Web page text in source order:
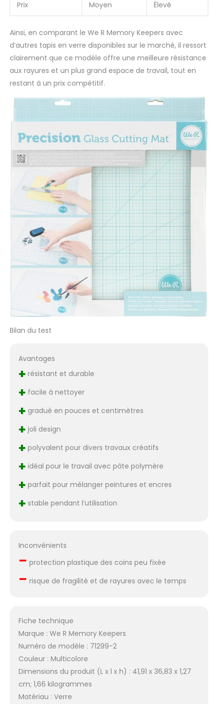
Prix Moyen Élevé
Ainsi, en comparant le We R Memory Keepers avec
d’autres tapis en verre disponibles sur le marché, il ressort
clairement que ce modèle offre une meilleure résistance
aux rayures et un plus grand espace de travail, tout en
restant à un prix compétitif.
Bilan du test
Avantages
+ résistant et durable
+ facile à nettoyer
+ gradué en pouces et centimètres
+ joli design
+ polyvalent pour divers travaux créatifs
+ idéal pour le travail avec pâte polymère
+ parfait pour mélanger peintures et encres
+ stable pendant l’utilisation
Inconvénients
– protection plastique des coins peu fixée
– risque de fragilité et de rayures avec le temps
Fiche technique
Marque : We R Memory Keepers
Numéro de modèle : 71299-2
Couleur : Multicolore
Dimensions du produit (L x l x h) : 41,91 x 36,83 x 1,27
cm; 1,66 kilogrammes
Matériau : Verre